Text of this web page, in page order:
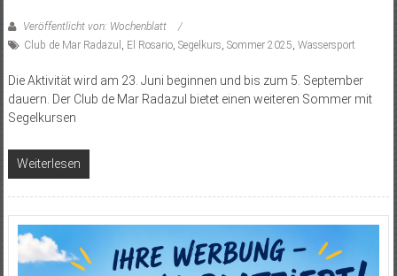
Veröffentlicht von: Wochenblatt
Club de Mar Radazul , El Rosario, Segelkurs, Sommer 2025, Wassersport
Die Aktivität wird am 23. Juni beginnen und bis zum 5. September
dauern. Der Club de Mar Radazul bietet einen weiteren Sommer mit
Segelkursen
Weiterlesen